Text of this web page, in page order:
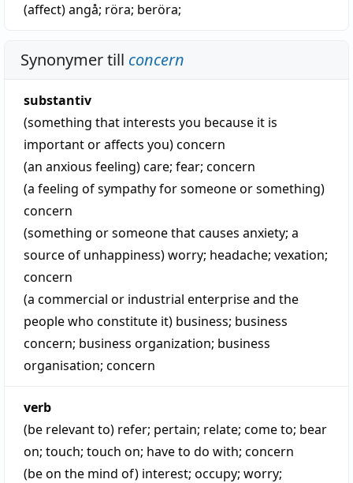
(affect)angå; röra; beröra;
Synonymer till concern
substantiv
(something that interests you because it is
important or affects you)concern
(an anxious feeling)care; fear; concern
(a feeling of sympathy for someone or something)
concern
(something or someone that causes anxiety; a
source of unhappiness)worry; headache; vexation;
concern
(a commercial or industrial enterprise and the
people who constitute it) business; business
concern; business organization; business
organisation; concern
verb
(be relevant to) refer; pertain; relate; come to; bear
on; touch; touch on; have to do with; concern
(be on the mind of) interest; occupy; worry;